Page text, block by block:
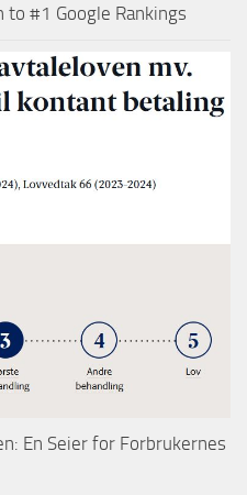
to #1 Google Rankings
En Seier for Forbrukernes